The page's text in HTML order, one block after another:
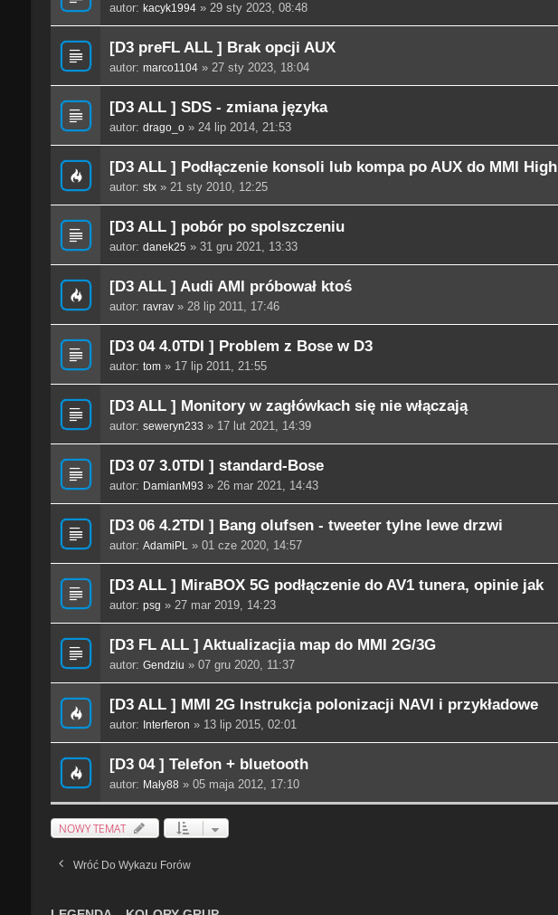
autor: kacyk1994» 29 sty 2023, 08:48
[D3 preFL ALL ] Brak opcji AUX
autor: marco1104» 27 sty 2023, 18:04
[D3 ALL ] SDS - zmiana języka
autor: drago_o» 24 lip 2014, 21:53
[D3 ALL ] Podłączenie konsoli lub kompa po AUX do MMI High
autor: stx» 21 sty 2010, 12:25
[D3 ALL ] pobór po spolszczeniu
autor: danek25 » 31 gru 2021, 13:33
[D3 ALL ] Audi AMI próbował ktoś
autor: ravrav» 28 lip 2011, 17:46
[D3 04 4.0TDI ] Problem z Bose w D3
autor: tom» 17 lip 2011, 21:55
[D3 ALL ] Monitory w zagłówkach się nie włączają
autor: seweryn233 » 17 lut 2021, 14:39
[D3 07 3.0TDI ] standard-Bose
autor: DamianM93 » 26 mar 2021, 14:43
[D3 06 4.2TDI ] Bang olufsen - tweeter tylne lewe drzwi
autor: AdamiPL» 01 cze 2020, 14:57
[D3 ALL ] MiraBOX 5G podłączenie do AV1 tunera, opinie jak
autor: psg » 27 mar 2019, 14:23
[D3 FL ALL ] Aktualizacjia map do MMI 2G/3G
autor: Gendziu » 07 gru 2020, 11:37
[D3 ALL ] MMI 2G Instrukcja polonizacji NAVI i przykładowe
autor: Interferon » 13 lip 2015, 02:01
[D3 04 ] Telefon + bluetooth
autor: Mały88 » 05 maja 2012, 17:10
NOWY TEMAT
Wróć Do Wykazu Forów